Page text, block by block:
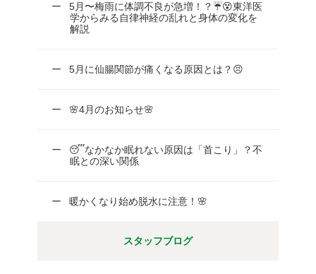
5月〜梅雨に体調不良が急増！？☔😵東洋医
学からみる自律神経の乱れと身体の変化を
解説
5月に仙腸関節が痛くなる原因とは？😣
🌸4月のお知らせ🌸
😴なかなか眠れない原因は「首こり」？不
眠との深い関係
暖かくなり始め脱水に注意！🌸
スタッフブログ